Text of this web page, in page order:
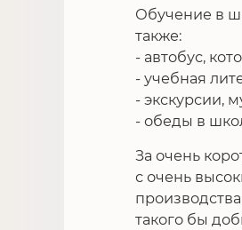
Обучение в
также:
- автобус,
- учебная
- экскурсии,
- обеды в
За очень
с очень
такого бы